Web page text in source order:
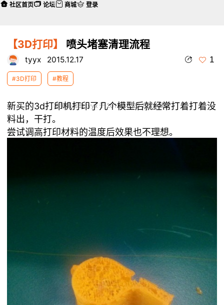
【3D打印】 喷头堵塞清理流程
tyyx 2015.12.17 1
#3D打印 #教程
本帖最后由 tyyx 于 2015-12-22 22:18 编辑
新买的3d打印机打印了几个模型后就经常打着打着没
料出，干打。
尝试调高打印材料的温度后效果也不理想。
社区首页 论坛 商城 登录